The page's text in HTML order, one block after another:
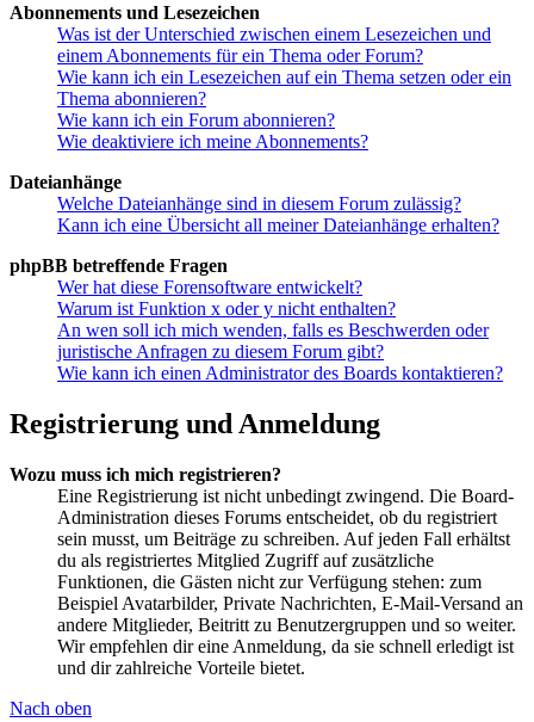
Abonnements und Lesezeichen
Was ist der Unterschied zwischen einem Lesezeichen und
einem Abonnements für ein Thema oder Forum?
Wie kann ich ein Lesezeichen auf ein Thema setzen oder ein
Thema abonnieren?
Wie kann ich ein Forum abonnieren?
Wie deaktiviere ich meine Abonnements?
Dateianhänge
Welche Dateianhänge sind in diesem Forum zulässig?
Kann ich eine Übersicht all meiner Dateianhänge erhalten?
phpBB betreffende Fragen
Wer hat diese Forensoftware entwickelt?
Warum ist Funktion x oder y nicht enthalten?
An wen soll ich mich wenden, falls es Beschwerden oder
juristische Anfragen zu diesem Forum gibt?
Wie kann ich einen Administrator des Boards kontaktieren?
Registrierung und Anmeldung
Wozu muss ich mich registrieren?
Eine Registrierung ist nicht unbedingt zwingend. Die Board-
Administration dieses Forums entscheidet, ob du registriert
sein musst, um Beiträge zu schreiben. Auf jeden Fall erhältst
du als registriertes Mitglied Zugriff auf zusätzliche
Funktionen, die Gästen nicht zur Verfügung stehen: zum
Beispiel Avatarbilder, Private Nachrichten, E-Mail-Versand an
andere Mitglieder, Beitritt zu Benutzergruppen und so weiter.
Wir empfehlen dir eine Anmeldung, da sie schnell erledigt ist
und dir zahlreiche Vorteile bietet.
Nach oben